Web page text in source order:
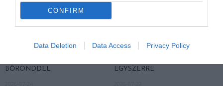
CONFIRM
Data Deletion Data Access Privacy Policy
A KLÍMÁVAL: JÖNNEK AZ ÚJ
BŐRÖNDDEL
FA, HANEM TÁRSASHÁZ,
EGYSZERRE